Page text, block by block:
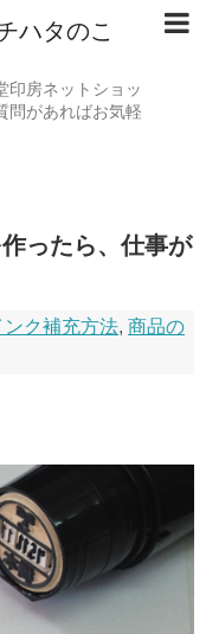
ハタのこ
印房ネットショッ
問があればお気軽
ったら、仕事が
ンク補充方法,商品の